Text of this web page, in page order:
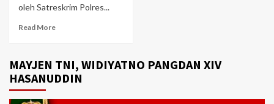
oleh Satreskrim Polres...
Read More
MAYJEN TNI, WIDIYATNO PANGDAN XIV
HASANUDDIN